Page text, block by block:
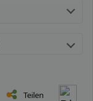
Teilen